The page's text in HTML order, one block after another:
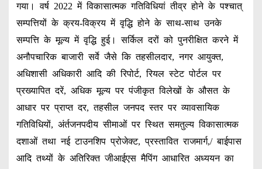
गया। वर्ष 2022 में विकासात्मक गतिविधियां तीव्र होने के पश्चात्
सम्पत्तियों के क्रय-विक्रय में वृद्धि होने के साथ-साथ उनके
सम्पत्ति के मूल्य में वृद्धि हुई। सर्किल दरों को पुनरीक्षित करने में
अनौपचारिक बाजारी सर्वे जैसे कि तहसीलदार, नगर आयुक्त,
अधिशासी अधिकारी आदि की रिपोर्ट, रियल स्टेट पोर्टल पर
प्रख्यापित दरें, अधिक मूल्य पर पंजीकृत विलेखों के औसत के
आधार पर प्राप्त दर, तहसील जनपद स्तर पर व्यावसायिक
गतिविधियों, अंर्तजनपदीय सीमाओं पर स्थित समतुल्य विकासात्मक
दशाओं तथा नई टाउनशिप प्रोजेक्ट, प्रस्तावित राजमार्ग,/ बाईपास
आदि तथ्यों के अतिरिक्त जीआईएस मैपिंग आधारित अध्ययन का